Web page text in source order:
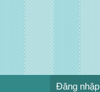
Đăng nhập